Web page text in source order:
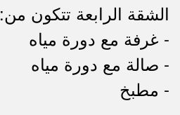
الشقة الرابعة تتكون من:
- غرفة مع دورة مياه
- صالة مع دورة مياه
- مطبخ